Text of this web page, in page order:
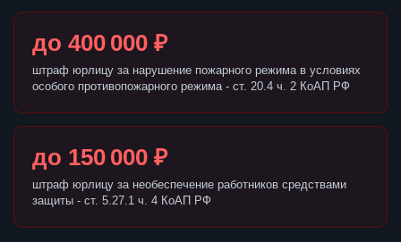
до 400 000 ₽
штраф юрлицу за нарушение пожарного режима в условиях
особого противопожарного режима - ст. 20.4 ч. 2 КоАП РФ
до 150 000 ₽
штраф юрлицу за необеспечение работников средствами
защиты - ст. 5.27.1 ч. 4 КоАП РФ